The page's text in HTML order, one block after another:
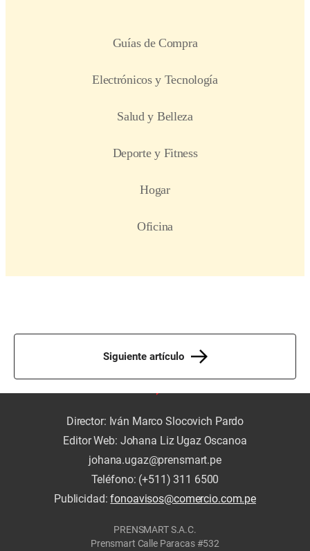
Siguiente artículo
Director: Iván Marco Slocovich Pardo
Editor Web: Johana Liz Ugaz Oscanoa
johana.ugaz@prensmart.pe
Teléfono: (+511) 311 6500
Publicidad:fonoavisos@comercio.com.pe
PRENSMART S.A.C.
Prensmart Calle Paracas #532